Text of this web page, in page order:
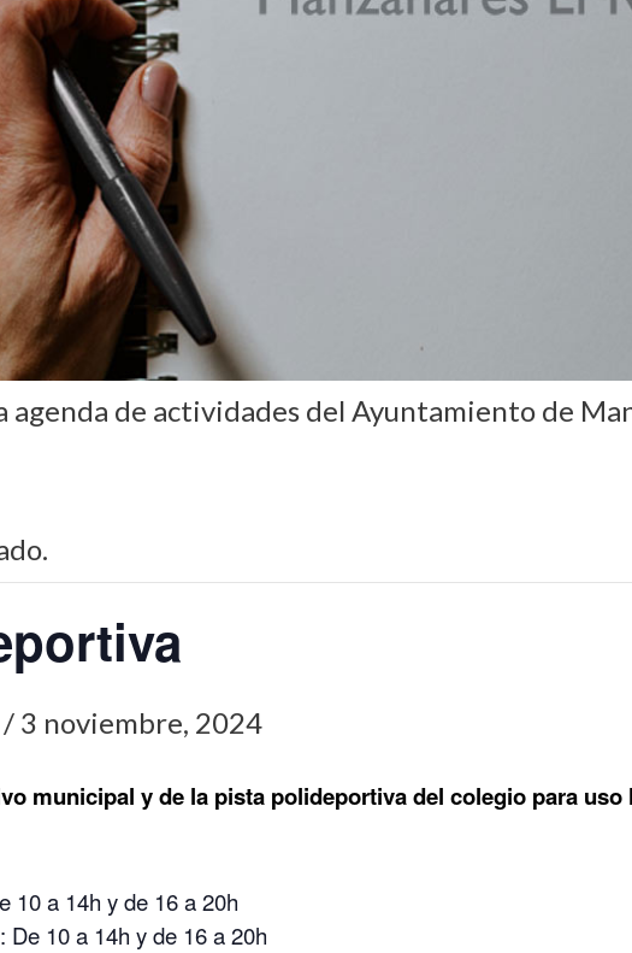
agenda de actividades del Ayuntamiento de
/ 3 noviembre, 2024
municipal y de la pista polideportiva del colegio para uso
10 a 14h y de 16 a 20h
De 10 a 14h y de 16 a 20h